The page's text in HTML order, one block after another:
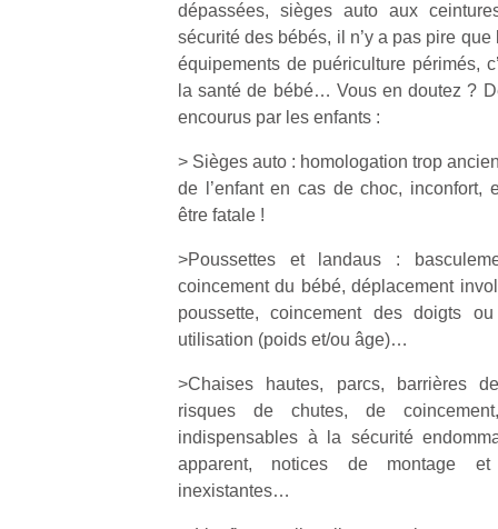
dépassées, sièges auto aux
sécurité des bébés, il n’y a pas pire
équipements de puériculture périmés,
la santé de bébé… Vous en doutez ?
encourus par les enfants :
> Sièges auto : homologation trop
de l’enfant en cas de choc, inconfort,
être fatale !
>Poussettes et landaus :
coincement du bébé, déplacement
poussette, coincement des doigts
utilisation (poids et/ou âge)…
>Chaises hautes, parcs, barrières
risques de chutes, de
indispensables à la sécurité
apparent, notices de montage
inexistantes…
NextGen,
une
trottinette
mécanique
enfants
débordent
souvent
d’énergie.
occupations
n’est pas
toujours
Conjuguer
divertissement,
Des
trampolines
grands et
les petits !
vacances
et avec le
retour des
beaux
l’occasion
rêvée
pour les
enfants
de